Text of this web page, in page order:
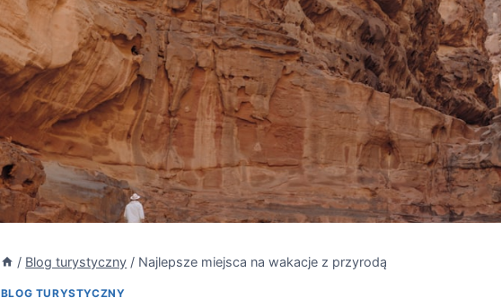
/ Blog turystyczny / Najlepsze miejsca na wakacje z przyrodą
BLOG TURYSTYCZNY